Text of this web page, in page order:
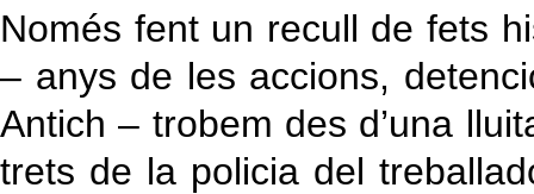
Només fent un recull de fets
– anys de les accions,
Antich – trobem des d’una
trets de la policia del